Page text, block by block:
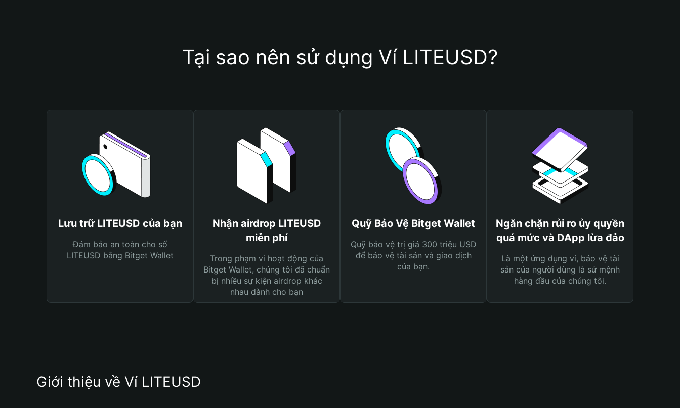
Tại sao nên sử dụng Ví LITEUSD?
Lưu trữ LITEUSD của bạn
Đảm bảo an toàn cho số
LITEUSD bằng Bitget Wallet
Nhận airdrop LITEUSD
miễn phí
Trong phạm vi hoạt động của
Bitget Wallet, chúng tôi đã chuẩn
bị nhiều sự kiện airdrop khác
nhau dành cho bạn
Quỹ Bảo Vệ Bitget Wallet
Quỹ bảo vệ trị giá 300 triệu USD
để bảo vệ tài sản và giao dịch
của bạn.
Ngăn chặn rủi ro ủy quyền
quá mức và DApp lừa đảo
Là một ứng dụng ví, bảo vệ tài
sản của người dùng là sứ mệnh
hàng đầu của chúng tôi.
Giới thiệu về Ví LITEUSD